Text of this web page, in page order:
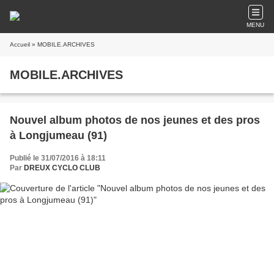
MENU
Accueil » MOBILE.ARCHIVES
MOBILE.ARCHIVES
Nouvel album photos de nos jeunes et des pros
à Longjumeau (91)
Publié le 31/07/2016 à 18:11
Par DREUX CYCLO CLUB